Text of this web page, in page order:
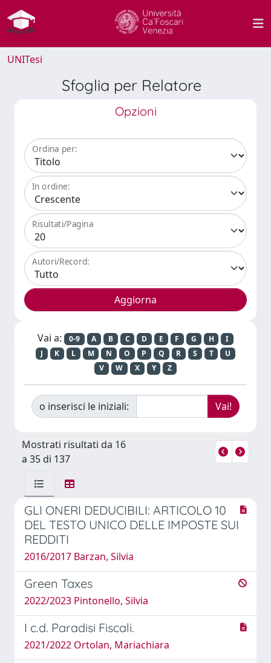
UNITesi
Sfoglia per Relatore
Opzioni
Ordina per:
In ordine:
Risultati/Pagina
Autori/Record:
Vai a: 0-9 A B C D E F G H
I
J
K L M N O P Q R S T
U
V
W X Y Z
o inserisci le iniziali:
Mostrati risultati da 16
a 35 di 137
GLI ONERI DEDUCIBILI: ARTICOLO 10
DEL TESTO UNICO DELLE IMPOSTE SUI
REDDITI
2016/2017 Barzan, Silvia
Green Taxes
2022/2023 Pintonello, Silvia
I c.d. Paradisi Fiscali.
2021/2022 Ortolan, Mariachiara